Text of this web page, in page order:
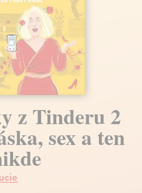
z Tinderu 2
sex a ten